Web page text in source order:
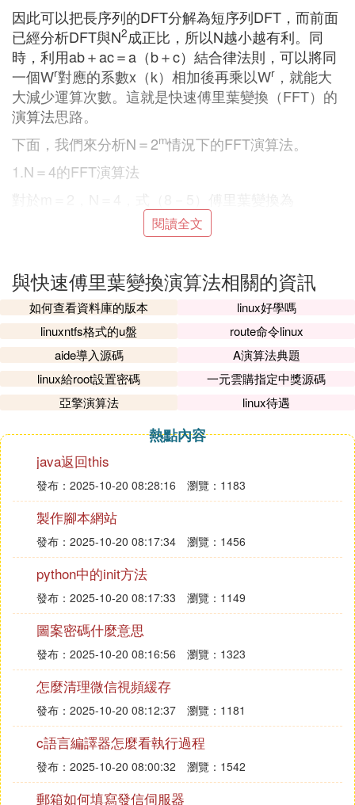
因此可以把長序列的DFT分解為短序列DFT，而前面
已經分析DFT與N2成正比，所以N越小越有利。同
時，利用ab＋ac＝a（b＋c）結合律法則，可以將同
一個Wr對應的系數x（k）相加後再乘以Wr ，就能大
大減少運算次數。這就是快速傅里葉變換（FFT）的
演算法思路。
下面，我們來分析N＝2m情況下的FFT演算法。
1.N＝4的FFT演算法
地球物理數據處理基礎
地球物理數據處理基礎
為了便於分析，將上式中的j，k寫成二進制形式，即
地球物理數據處理基礎
代入式（8－7），得
地球物理數據處理基礎
地球物理數據處理基礎
則 代回式（8－9），整理得
地球物理數據處理基礎
上式可分層計算，先計算內層，再計算外層時就利用
內層計算的結果，可避免重復計算。寫成分層形式
地球物理數據處理基礎
則X（j1 j 0）＝X2（j1j0）。
上式表明對於N＝4的FFT，利用W
為m＝2步計算。實際上，利用W 的對稱性，仍可以
對式（8－11）進行簡化計算。考慮到
地球物理數據處理基礎
式（8－11）可以簡化為
地球物理數據處理基礎
令j＝j ；k＝k0 ，並把上式表示為十進制，得
閱讀全文
與快速傅里葉變換演算法相關的資訊
如何查看資料庫的版本
linux好學嗎
linuxntfs格式的u盤
route命令linux
aide導入源碼
A演算法典題
linux給root設置密碼
一元雲購指定中獎源碼
亞擎演算法
linux待遇
熱點內容
java返回this
發布：2025-10-20 08:28:16 瀏覽：1183
製作腳本網站
發布：2025-10-20 08:17:34 瀏覽：1456
python中的init方法
發布：2025-10-20 08:17:33 瀏覽：1149
圖案密碼什麼意思
發布：2025-10-20 08:16:56 瀏覽：1323
怎麼清理微信視頻緩存
發布：2025-10-20 08:12:37 瀏覽：1181
c語言編譯器怎麼看執行過程
發布：2025-10-20 08:00:32 瀏覽：1542
郵箱如何填寫發信伺服器